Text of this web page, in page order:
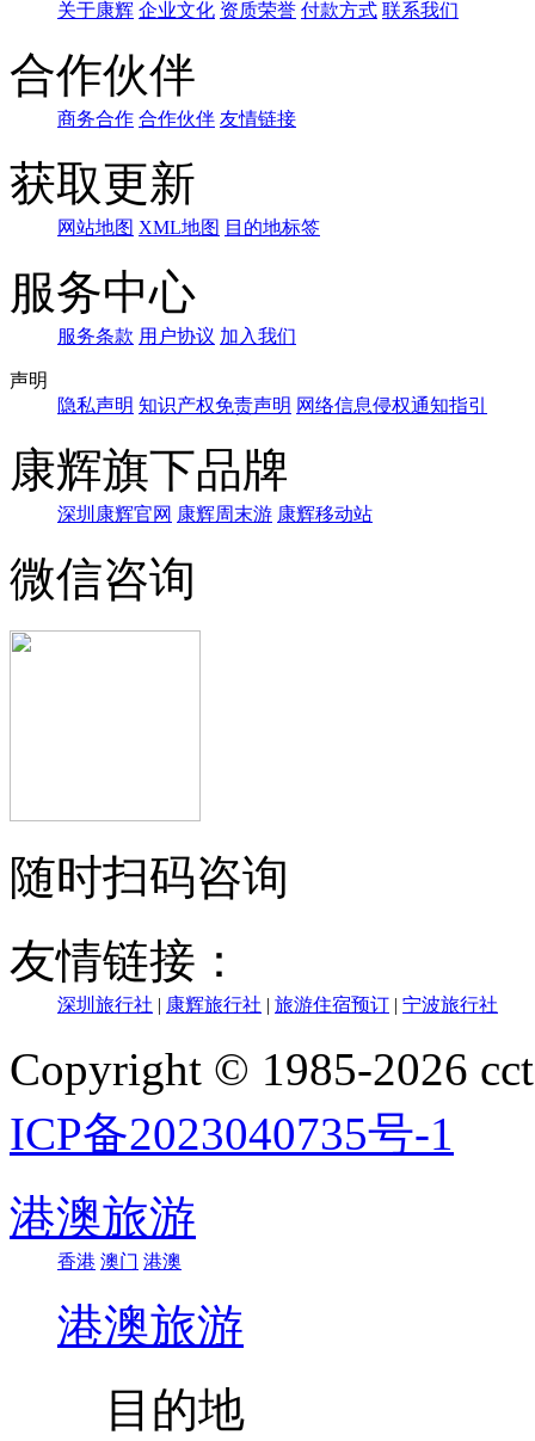
关于康辉 企业文化 资质荣誉 付款方式 联系我们
合作伙伴
商务合作 合作伙伴 友情链接
获取更新
网站地图 XML地图 目的地标签
服务中心
服务条款 用户协议 加入我们
声明
隐私声明 知识产权免责声明 网络信息侵权通知指引
康辉旗下品牌
深圳康辉官网 康辉周末游 康辉移动站
微信咨询
随时扫码咨询
友情链接：
深圳旅行社 | 康辉旅行社 | 旅游住宿预订 | 宁波旅行社
Copyright © 1985-2026
ICP备2023040735号-1
港澳旅游
香港 澳门 港澳
港澳旅游
目的地